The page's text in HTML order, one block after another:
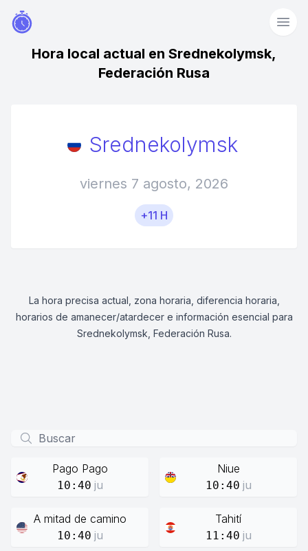
Hora local actual en Srednekolymsk,
Federación Rusa
Srednekolymsk
viernes 7 agosto, 2026
+11 H
La hora precisa actual, zona horaria, diferencia horaria,
horarios de amanecer/atardecer e información esencial para
Srednekolymsk, Federación Rusa.
Pago Pago
10:40 ju
Niue
10:40 ju
A mitad de camino
10:40 ju
Tahití
11:40 ju